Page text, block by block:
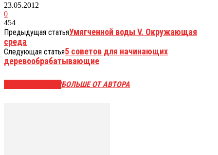
23.05.2012
0
454
Предыдущая статьяУмягченной воды V. Окружающая
среда
Следующая статья5 советов для начинающих
деревообрабатывающие
БОЛЬШЕ ОТ АВТОРА